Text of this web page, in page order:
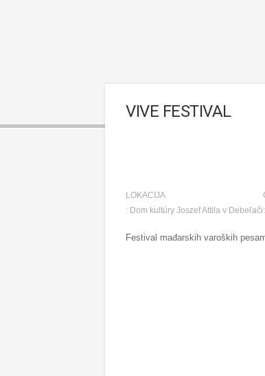
VIVE FESTIVAL
LOKACIJA
: Dom kultúry Joszef Attila v Debeľači
Festival mađarskih varoških